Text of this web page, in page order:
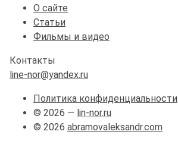
О сайте
Статьи
Фильмы и видео
Контакты
line-nor@yandex.ru
Политика конфиденциальности
© 2026 — lin-nor.ru
© 2026 abramovaleksandr.com